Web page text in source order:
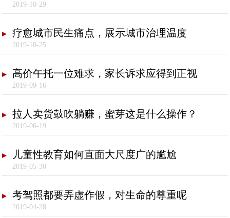
2019-10-29
疗愈城市民生痛点，展示城市治理温度
2019-10-25
高价午托一位难求，家长诉求应得到正视
2019-09-16
拉人卖货鼓吹躺赚，蜜芽这是什么操作？
2019-06-19
儿童性教育如何直面大尺度广的尴尬
2019-05-30
考驾照都要弄虚作假，对生命的尊重呢
2019-04-28